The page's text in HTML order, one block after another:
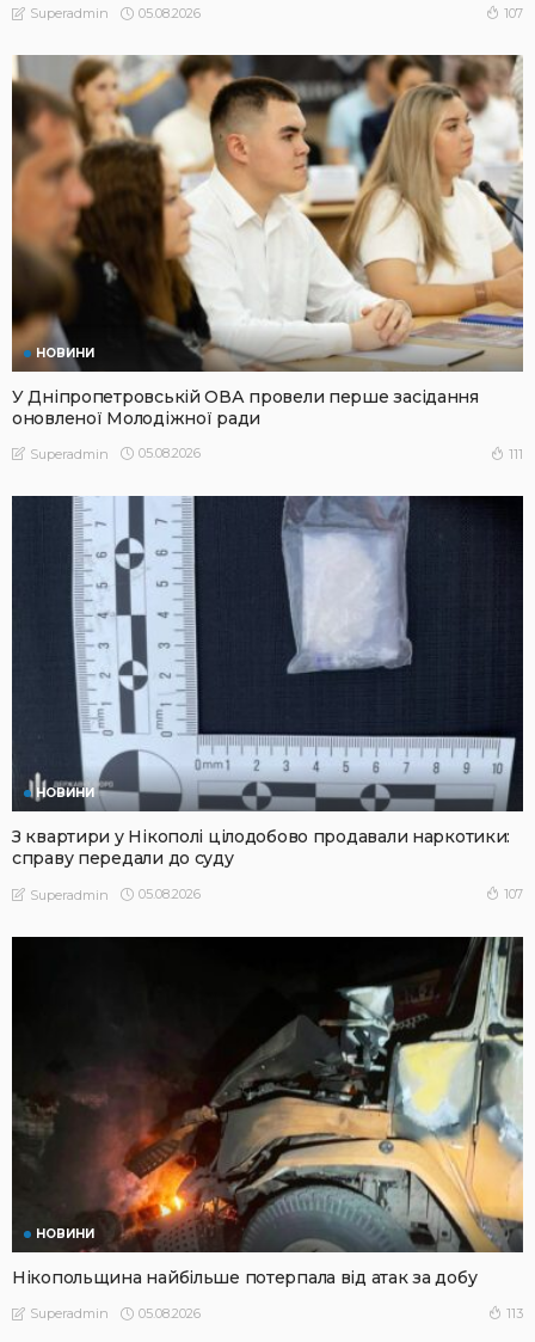
Superadmin 05.08.2026 107
НОВИНИ
У Дніпропетровській ОВА провели перше засідання
оновленої Молодіжної ради
Superadmin 05.08.2026 111
НОВИНИ
З квартири у Нікополі цілодобово продавали наркотики:
справу передали до суду
Superadmin 05.08.2026 107
НОВИНИ
Нікопольщина найбільше потерпала від атак за добу
Superadmin 05.08.2026 113